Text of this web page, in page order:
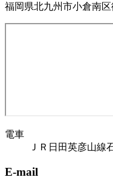
福岡県北九州市小倉南
電車
ＪＲ日田英彦山線
E-mail